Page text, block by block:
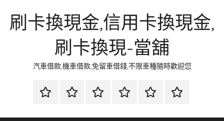
刷卡換現金,信用卡換現金,
刷卡換現-當舖
汽車借款,機車借款,免留車借錢,不限車種隨時歡迎您
首
當
金
網
資
流
時
環
清
聯
徵